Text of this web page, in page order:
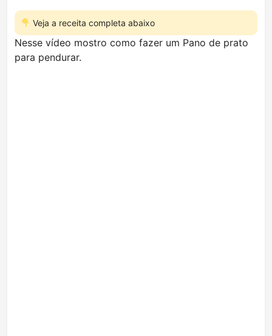
Veja a receita completa abaixo
Nesse vídeo mostro como fazer um Pano de prato
para pendurar.